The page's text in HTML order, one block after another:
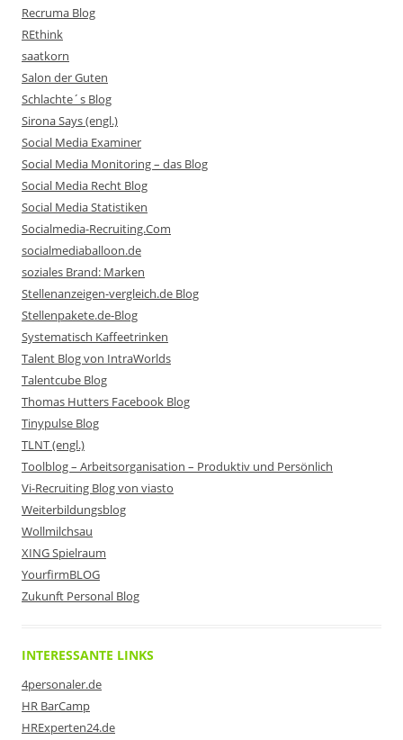
Recruma Blog
REthink
saatkorn
Salon der Guten
Schlachte´s Blog
Sirona Says (engl.)
Social Media Examiner
Social Media Monitoring – das Blog
Social Media Recht Blog
Social Media Statistiken
Socialmedia-Recruiting.Com
socialmediaballoon.de
soziales Brand: Marken
Stellenanzeigen-vergleich.de Blog
Stellenpakete.de-Blog
Systematisch Kaffeetrinken
Talent Blog von IntraWorlds
Talentcube Blog
Thomas Hutters Facebook Blog
Tinypulse Blog
TLNT (engl.)
Toolblog – Arbeitsorganisation – Produktiv und Persönlich
Vi-Recruiting Blog von viasto
Weiterbildungsblog
Wollmilchsau
XING Spielraum
YourfirmBLOG
Zukunft Personal Blog
INTERESSANTE LINKS
4personaler.de
HR BarCamp
HRExperten24.de